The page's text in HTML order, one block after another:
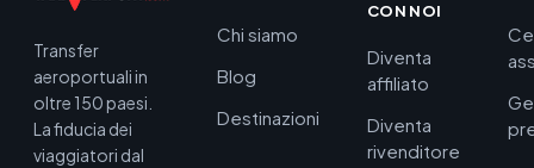
Transfer
aeroportuali in
oltre 150 paesi.
La fiducia dei
viaggiatori dal
Chi siamo
Blog
Destinazioni
CON NOI
Diventa
affiliato
Diventa
rivenditore